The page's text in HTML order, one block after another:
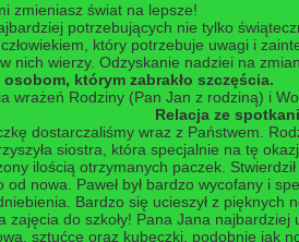
zmieniasz świat na lepsze!
potrzebujących nie tylko
który potrzebuje uwagi i
nich wierzy. Odzyskanie nadziei na
którym zabrakło szczęścia.
wrażeń Rodziny (Pan Jan z rodziną) i
Relacja ze
dostarczaliśmy wraz z Państwem.
siostra, która specjalnie na tę
ilością otrzymanych paczek.
nowa. Paweł był bardzo wycofany i
Bardzo się ucieszył z pięknych
zajęcia do szkoły! Pana Jana
sztućce oraz kubeczki, podobnie jak